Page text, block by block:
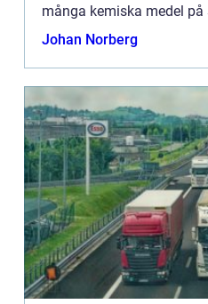
många kemiska medel
Johan Norberg